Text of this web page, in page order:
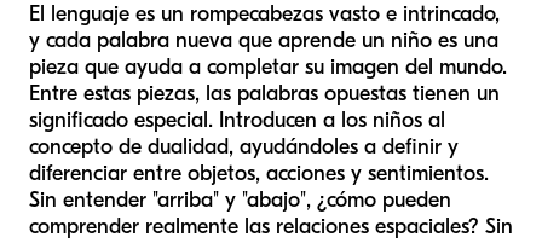
El lenguaje es un rompecabezas vasto e intrincado,
y cada palabra nueva que aprende un niño es una
pieza que ayuda a completar su imagen del mundo.
Entre estas piezas, las palabras opuestas tienen un
significado especial. Introducen a los niños al
concepto de dualidad, ayudándoles a definir y
diferenciar entre objetos, acciones y sentimientos.
Sin entender "arriba" y "abajo", ¿cómo pueden
comprender realmente las relaciones espaciales? Sin